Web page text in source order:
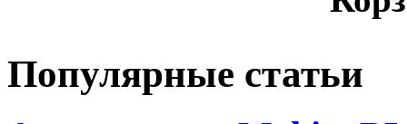
Популярные статьи